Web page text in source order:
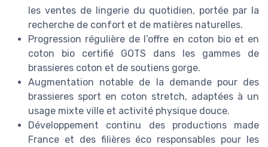
les ventes de lingerie du quotidien, portée par la
recherche de confort et de matières naturelles.
Progression régulière de l’offre en coton bio et en
coton bio certifié GOTS dans les gammes de
brassieres coton et de soutiens gorge.
Augmentation notable de la demande pour des
brassieres sport en coton stretch, adaptées à un
usage mixte ville et activité physique douce.
Développement continu des productions made
France et des filières éco responsables pour les